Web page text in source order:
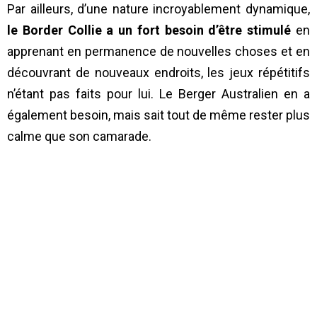
Par ailleurs, d’une nature incroyablement dynamique,
le Border Collie a un fort besoin d’être stimulé en
apprenant en permanence de nouvelles choses et en
découvrant de nouveaux endroits, les jeux répétitifs
n’étant pas faits pour lui. Le Berger Australien en a
également besoin, mais sait tout de même rester plus
calme que son camarade.